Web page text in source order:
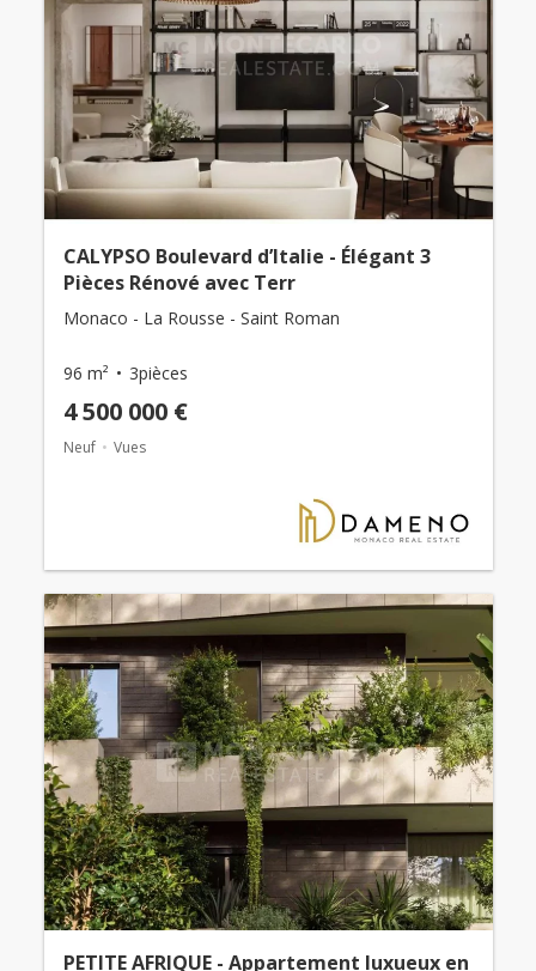
CALYPSO Boulevard d’Italie - Élégant 3
Pièces Rénové avec Terr
Monaco - La Rousse - Saint Roman
96 m² 3pièces
4 500 000 €
Neuf Vues
PETITE AFRIQUE - Appartement luxueux en